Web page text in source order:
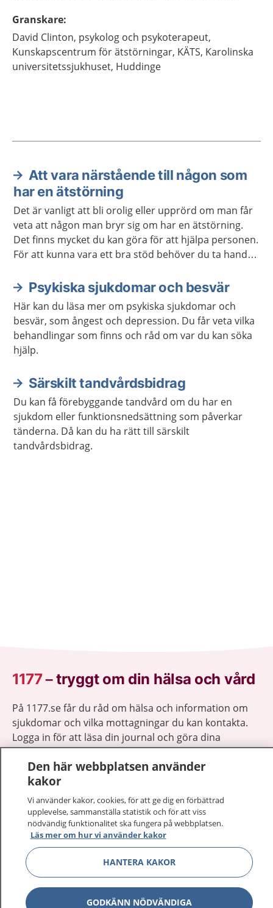
Granskare:
David Clinton, psykolog och psykoterapeut,
Kunskapscentrum för ätstörningar, KÄTS, Karolinska
universitetssjukhuset, Huddinge
Aktuella artiklar
Att vara närstående till någon som
har en ätstörning
Det är vanligt att bli orolig eller upprörd om man får
veta att någon man bryr sig om har en ätstörning.
Det finns mycket du kan göra för att hjälpa personen.
För att kunna vara ett bra stöd behöver du ta hand
Psykiska sjukdomar och besvär
Här kan du läsa mer om psykiska sjukdomar och
besvär, som ångest och depression. Du får veta vilka
behandlingar som finns och råd om var du kan söka
hjälp.
Särskilt tandvårdsbidrag
Du kan få förebyggande tandvård om du har en
sjukdom eller funktionsnedsättning som påverkar
tänderna. Då kan du ha rätt till särskilt
tandvårdsbidrag.
1177–tryggt om din hälsa och vård
På 1177.se får du råd om hälsa och information om
sjukdomar och vilka mottagningar du kan kontakta.
Logga in för att läsa din journal och göra dina
vårdärenden. Ring telefonnummer 1177 för
sjukvårdsrådgivning dygnet runt.
1177 ger dig råd när du vill må bättre.
1177 på flera språk Visa
Om 1177 Visa
Den här webbplatsen använder
kakor
Vi använder kakor, cookies, för att ge dig en förbättrad
upplevelse, sammanställa statistik och för att viss
nödvändig funktionalitet ska fungera på webbplatsen.
Läs mer om hur vi använder kakor
HANTERA KAKOR
GODKÄNN NÖDVÄNDIGA